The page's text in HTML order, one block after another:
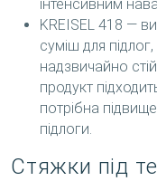
інтенсивним
KREISEL 418 —
суміш для
надзвичайно
продукт
потрібна
підлоги.
Стяжки під